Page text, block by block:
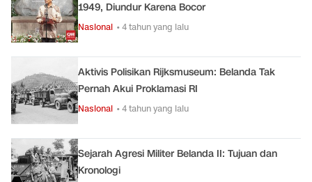
1949, Diundur Karena Bocor
Nasional • 4 tahun yang lalu
Aktivis Polisikan Rijksmuseum: Belanda Tak
Pernah Akui Proklamasi RI
Nasional • 4 tahun yang lalu
Sejarah Agresi Militer Belanda II: Tujuan dan
Kronologi